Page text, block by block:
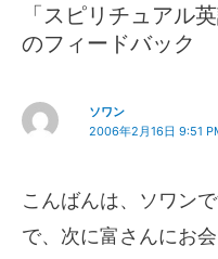
「スピリチュアル
のフィードバック
ソワン
2006年2月16日 9:51
こんばんは、ソワン
で、次に富さんにお